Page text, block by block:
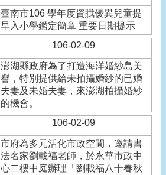
臺南市106 學年度資賦優異兒童提
早入小學鑑定簡章 重要日期提示
106-02-09
澎湖縣政府為了打造海洋婚紗島美
譽，特別提供給未拍攝婚紗的已婚
夫妻及未婚夫妻，來澎湖拍攝婚紗
的機會。
106-02-09
市府為多元活化市政空間，邀請書
法名家劉載福老師，於永華市政中
心二樓中庭辦理「劉載福八十春秋